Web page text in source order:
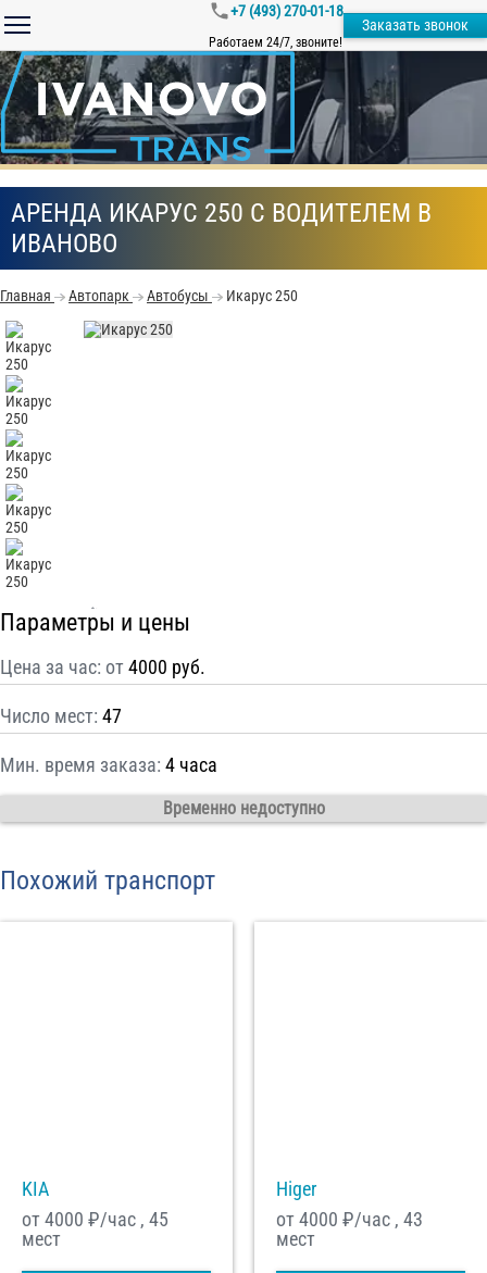
+7 (493) 270-01-18
Работаем 24/7, звоните!
Заказать звонок
АРЕНДА ИКАРУС 250 С ВОДИТЕЛЕМ В
ИВАНОВО
Главная Автопарк Автобусы Икарус 250
Параметры и цены
Цена за час: от4000 руб.
Число мест: 47
Мин. время заказа: 4 часа
Временно недоступно
Похожий транспорт
KIA
от 4000 ₽/час , 45
мест
Higer
от 4000 ₽/час , 43
мест